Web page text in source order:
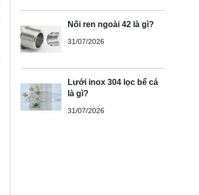
Nối ren ngoài 42 là gì?
31/07/2026
Lưới inox 304 lọc bể cá
là gì?
31/07/2026